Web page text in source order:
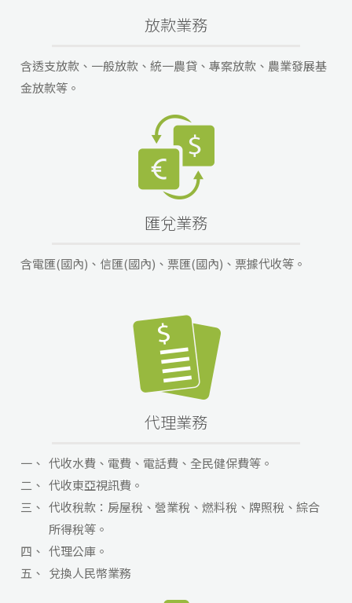
放款業務
含透支放款、一般放款、統一農貸、專案放款、農業發展基
金放款等。
匯兌業務
含電匯(國內)、信匯(國內)、票匯(國內)、票據代收等。
代理業務
一、 代收水費、電費、電話費、全民健保費等。
二、 代收東亞視訊費。
三、 代收稅款：房屋稅、營業稅、燃料稅、牌照稅、綜合
所得稅等。
四、 代理公庫。
五、 兌換人民幣業務